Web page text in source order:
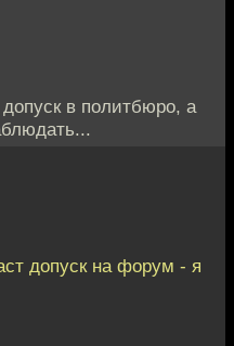
в политбюро, а
допуск на форум - я